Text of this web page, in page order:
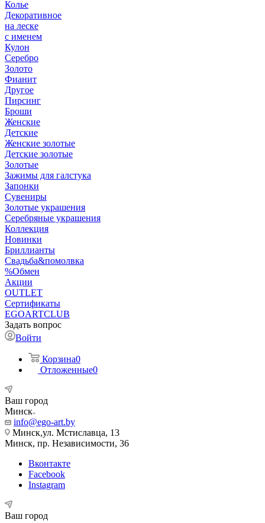
Колье
Декоративное
на леске
с именем
Кулон
Серебро
Золото
Фианит
Другое
Пирсинг
Броши
Женские
Детские
Женские золотые
Детские золотые
Золотые
Зажимы для галстука
Запонки
Сувениры
Золотые украшения
Серебряные украшения
Коллекция
Новинки
Бриллианты
Свадьба&помолвка
%Обмен
Акции
OUTLET
Сертификаты
EGOARTCLUB
Задать вопрос
Войти
Корзина0
Отложенные0
Ваш город
Минск
info@ego-art.by
Минск,ул. Мстиславца, 13
Минск, пр. Независимости, 36
Вконтакте
Facebook
Instagram
Ваш город